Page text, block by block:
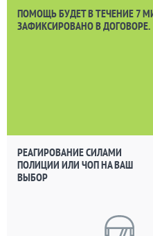
ПОМОЩЬ БУДЕТ В ТЕЧЕНИЕ 7
ЗАФИКСИРОВАНО В ДОГОВОРЕ.
РЕАГИРОВАНИЕ СИЛАМИ
ПОЛИЦИИ ИЛИ ЧОП НА ВАШ
ВЫБОР